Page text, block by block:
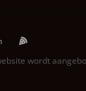
wordt